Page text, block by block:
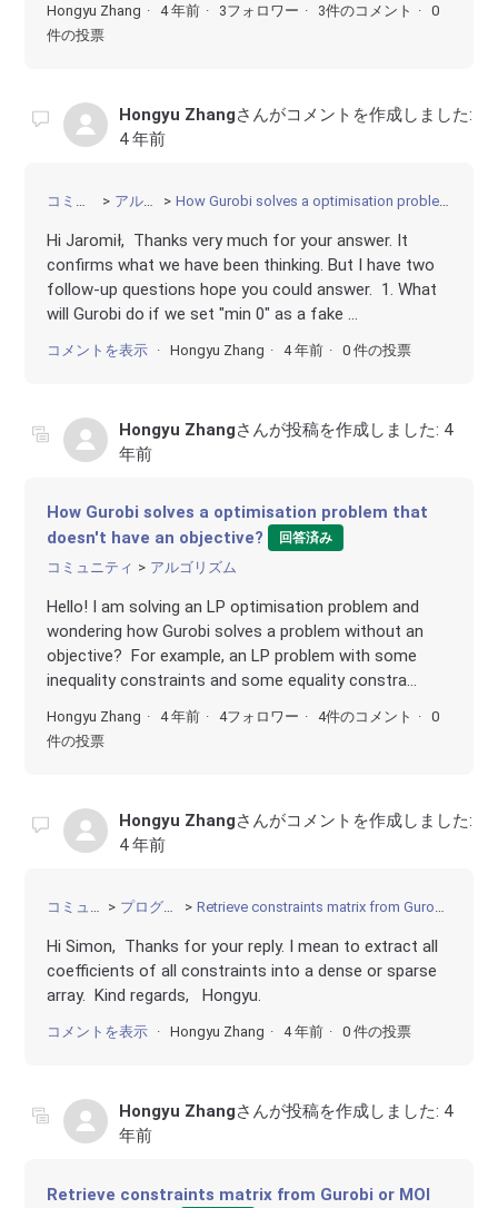
Hongyu Zhang 4 年前 3フォロワー 3件のコメント
0
件の投票
Hongyu Zhangさんがコメントを作成しました:
4 年前
アルゴリズム How Gurobi solves a optimisation problem that doesn't have an objective?
Hi Jaromił, Thanks very much for your answer. It
confirms what we have been thinking. But I have two
follow-up questions hope you could answer. 1. What
will Gurobi do if we set "min 0" as a fake ...
コメントを表示 Hongyu Zhang 4 年前 0 件の投票
Hongyu Zhangさんが投稿を作成しました: 4
年前
How Gurobi solves a optimisation problem that
doesn't have an objective?
回答済み
コミュニティ アルゴリズム
Hello! I am solving an LP optimisation problem and
wondering how Gurobi solves a problem without an
objective? For example, an LP problem with some
inequality constraints and some equality constra...
Hongyu Zhang 4 年前 4フォロワー 4件のコメント
0
件の投票
Hongyu Zhangさんがコメントを作成しました:
4 年前
コミュニティ プログラミング Retrieve constraints matrix from Gurobi or MOI or JuMP in Julia
Hi Simon, Thanks for your reply. I mean to extract all
coefficients of all constraints into a dense or sparse
array. Kind regards, Hongyu.
コメントを表示 Hongyu Zhang 4 年前 0 件の投票
Hongyu Zhangさんが投稿を作成しました: 4
年前
Retrieve constraints matrix from Gurobi or MOI